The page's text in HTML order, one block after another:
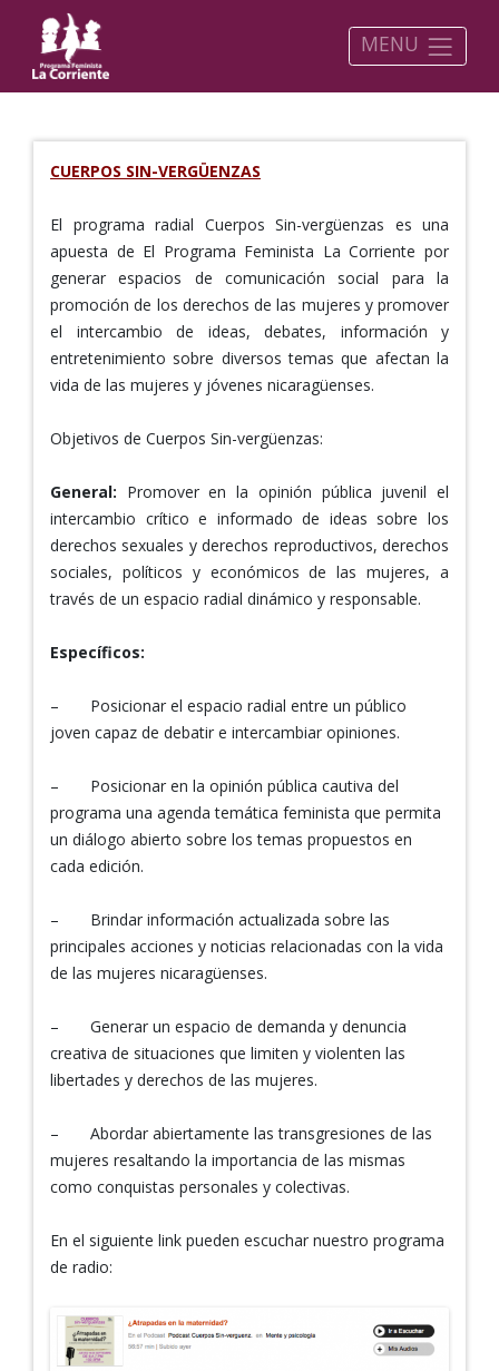
MENU
CUERPOS SIN-VERGÜENZAS
El programa radial Cuerpos Sin-vergüenzas es una
apuesta de El Programa Feminista La Corriente por
generar espacios de comunicación social para la
promoción de los derechos de las mujeres y promover
el intercambio de ideas, debates, información y
entretenimiento sobre diversos temas que afectan la
vida de las mujeres y jóvenes nicaragüenses.
Objetivos de Cuerpos Sin-vergüenzas:
General: Promover en la opinión pública juvenil el
intercambio crítico e informado de ideas sobre los
derechos sexuales y derechos reproductivos, derechos
sociales, políticos y económicos de las mujeres, a
través de un espacio radial dinámico y responsable.
Específicos:
– Posicionar el espacio radial entre un público
joven capaz de debatir e intercambiar opiniones.
– Posicionar en la opinión pública cautiva del
programa una agenda temática feminista que permita
un diálogo abierto sobre los temas propuestos en
cada edición.
– Brindar información actualizada sobre las
principales acciones y noticias relacionadas con la vida
de las mujeres nicaragüenses.
– Generar un espacio de demanda y denuncia
creativa de situaciones que limiten y violenten las
libertades y derechos de las mujeres.
– Abordar abiertamente las transgresiones de las
mujeres resaltando la importancia de las mismas
como conquistas personales y colectivas.
En el siguiente link pueden escuchar nuestro programa
de radio: